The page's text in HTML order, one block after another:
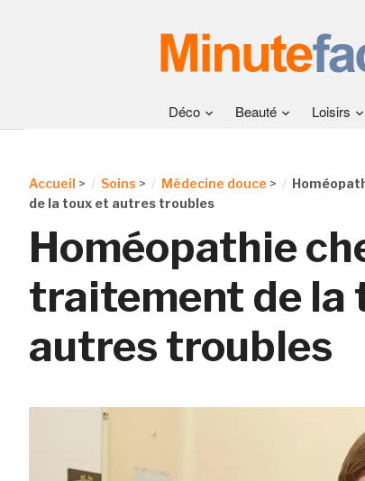
Déco Beauté Loisirs
Accueil > Soins > Médecine douce >
de la toux et autres troubles
Homéopathie
traitement de la
autres troubles